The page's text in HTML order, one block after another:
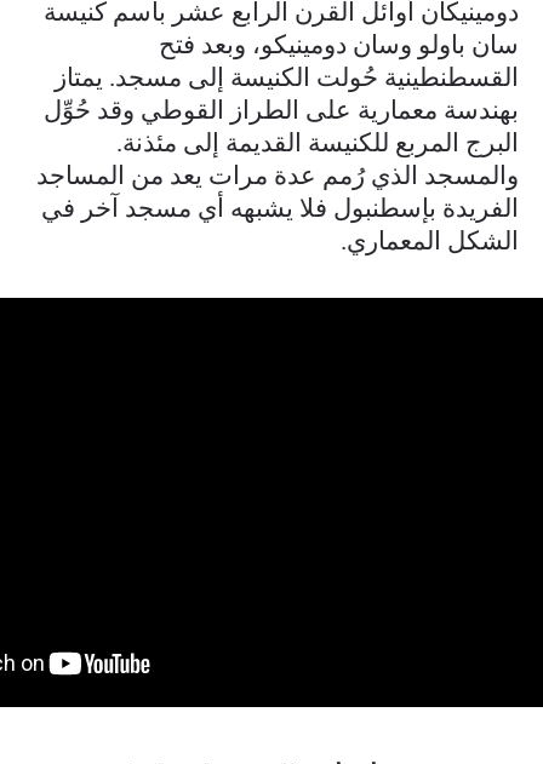
دومينيكان أوائل القرن الرابع عشر باسم كنيسة
سان باولو وسان دومينيكو، وبعد فتح
القسطنطينية حُولت الكنيسة إلى مسجد. يمتاز
بهندسة معمارية على الطراز القوطي وقد حُوِّل
البرج المربع للكنيسة القديمة إلى مئذنة.
والمسجد الذي رُمم عدة مرات يعد من المساجد
الفريدة بإسطنبول فلا يشبهه أي مسجد آخر في
الشكل المعماري.